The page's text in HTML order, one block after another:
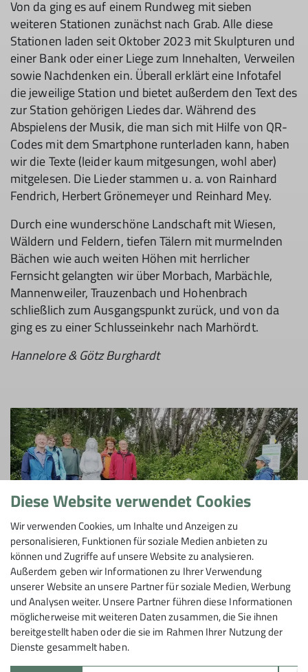
Von da ging es auf einem Rundweg mit sieben
weiteren Stationen zunächst nach Grab. Alle diese
Stationen laden seit Oktober 2023 mit Skulpturen und
einer Bank oder einer Liege zum Innehalten, Verweilen
sowie Nachdenken ein. Überall erklärt eine Infotafel
die jeweilige Station und bietet außerdem den Text des
zur Station gehörigen Liedes dar. Während des
Abspielens der Musik, die man sich mit Hilfe von QR-
Codes mit dem Smartphone runterladen kann, haben
wir die Texte (leider kaum mitgesungen, wohl aber)
mitgelesen. Die Lieder stammen u. a. von Rainhard
Fendrich, Herbert Grönemeyer und Reinhard Mey.
Durch eine wunderschöne Landschaft mit Wiesen,
Wäldern und Feldern, tiefen Tälern mit murmelnden
Bächen wie auch weiten Höhen mit herrlicher
Fernsicht gelangten wir über Morbach, Marbächle,
Mannenweiler, Trauzenbach und Hohenbrach
schließlich zum Ausgangspunkt zurück, und von da
ging es zu einer Schlusseinkehr nach Marhördt.
Hannelore & Götz Burghardt
Diese Website verwendet Cookies
Wir verwenden Cookies, um Inhalte und Anzeigen zu
personalisieren, Funktionen für soziale Medien anbieten zu
können und Zugriffe auf unsere Website zu analysieren.
Außerdem geben wir Informationen zu Ihrer Verwendung
unserer Website an unsere Partner für soziale Medien, Werbung
und Analysen weiter. Unsere Partner führen diese Informationen
möglicherweise mit weiteren Daten zusammen, die Sie ihnen
bereitgestellt haben oder die sie im Rahmen Ihrer Nutzung der
Dienste gesammelt haben.